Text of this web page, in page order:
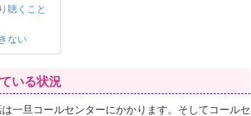
聴くこと
ない
いる状況
一旦コールセンターにかかります。そしてコールセ